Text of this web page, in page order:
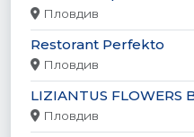
Пловдив
Restorant Perfekto
Пловдив
LIZIANTUS FLOWERS
Пловдив